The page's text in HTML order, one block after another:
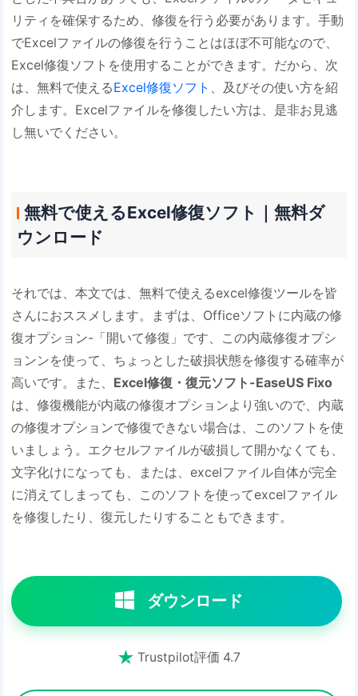
リティを確保するため、修復を行う必要があります。手動
でExcelファイルの修復を行うことはほぼ不可能なので、
Excel修復ソフトを使用することができます。だから、次
は、無料で使えるExcel修復ソフト
、及びその使い方を紹
介します。Excelファイルを修復したい方は、是非お見逃
し無いでください。
無料で使えるExcel修復ソフト｜無料ダ
ウンロード
それでは、本文では、無料で使えるexcel修復ツールを皆
さんにおススメします。まずは、Officeソフトに内蔵の修
復オプション-「開いて修復」です、この内蔵修復オプシ
ョンンを使って、ちょっとした破損状態を修復する確率が
高いです。また、 Excel修復・復元ソフト-EaseUS Fixo
は、修復機能が内蔵の修復オプションより強いので、内蔵
の修復オプションで修復できない場合は、このソフトを使
いましょう。エクセルファイルが破損して開かなくても、
文字化けになっても、または、excelファイル自体が完全
に消えてしまっても、このソフトを使ってexcelファイル
を修復したり、復元したりすることもできます。
ダウンロード
 Trustpilot評価 4.7